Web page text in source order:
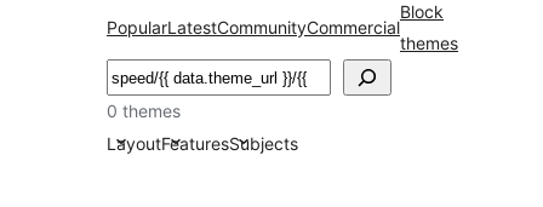
PopularLatestCommunityCommercial
Block
themes
Пошук
0 themes
LayoutFeaturesSubjects